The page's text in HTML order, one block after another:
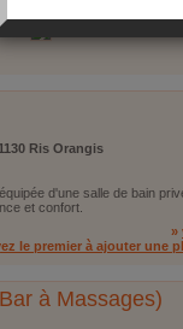
Ris Orangis
d'une salle de bain
et confort.
»
le premier à ajouter une
à Massages)